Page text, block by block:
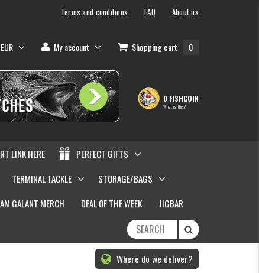
Terms and conditions FAQ About us
EUR My account Shopping cart 0
0 FISHCOIN
What is this?
LINK HERE
PERFECT GIFTS
TERMINAL TACKLE
STORAGE/BAGS
GALANT MERCH DEAL OF THE WEEK
JIGBAR
Where do we deliver?